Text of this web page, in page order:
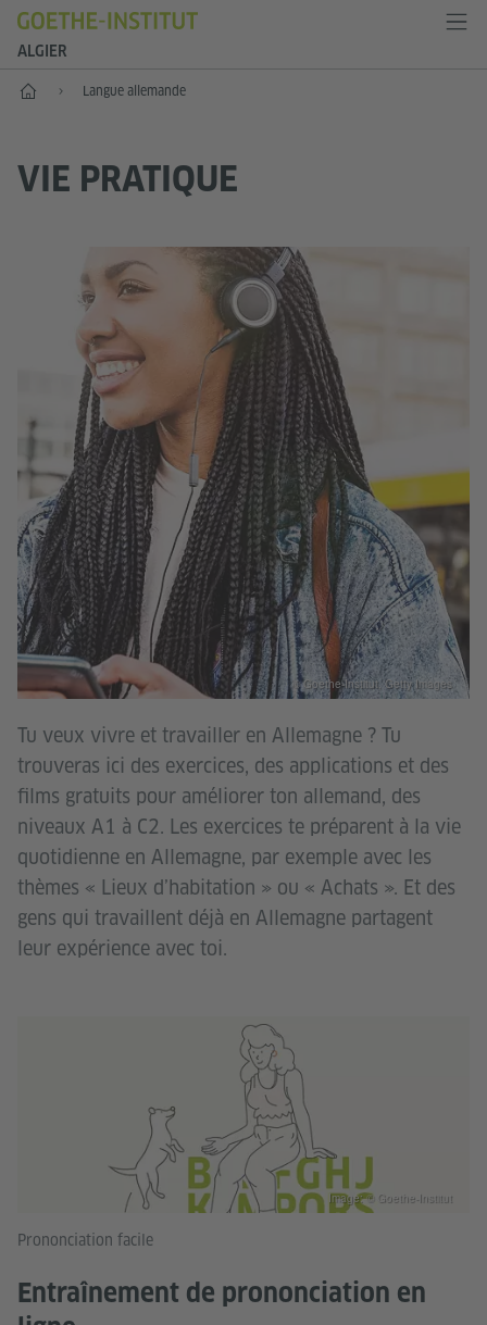
ALGIER
Accueil Langue allemande
VIE PRATIQUE
Tu veux vivre et travailler en Allemagne ? Tu
trouveras ici des exercices, des applications et des
films gratuits pour améliorer ton allemand, des
niveaux A1 à C2. Les exercices te préparent à la vie
quotidienne en Allemagne, par exemple avec les
thèmes « Lieux d’habitation » ou « Achats ». Et des
gens qui travaillent déjà en Allemagne partagent
leur expérience avec toi.
© Goethe-Institut, Getty Images
Prononciation facile
Entraînement de prononciation en
Image: © Goethe-Institut